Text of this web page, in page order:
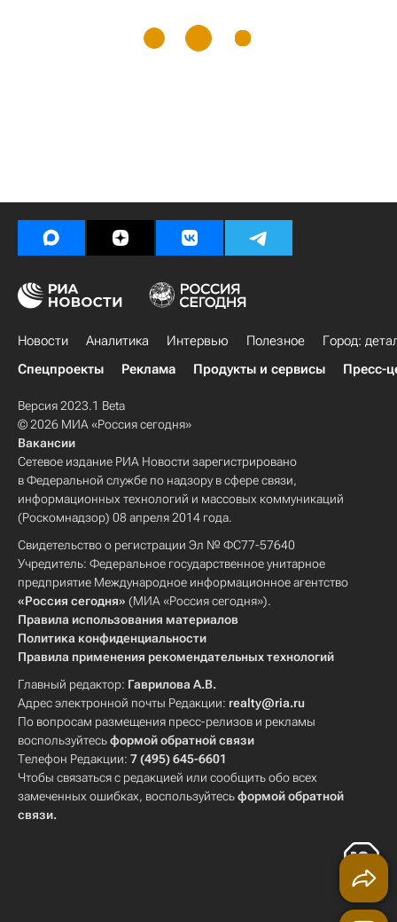
Новости Аналитика Интервью Полезное
Город:
Спецпроекты
Реклама Продукты и сервисы Пресс-
Версия 2023.1 Beta
© 2026 МИА «Россия сегодня»
Вакансии
Сетевое издание РИА Новости зарегистрировано
в Федеральной службе по надзору в сфере связи,
информационных технологий и массовых коммуникаций
(Роскомнадзор) 08 апреля 2014 года.
Свидетельство о регистрации Эл № ФС77-57640
Учредитель: Федеральное государственное унитарное
предприятие Международное информационное агентство
«Россия сегодня» (МИА «Россия сегодня»).
Правила использования материалов
Политика конфиденциальности
Правила применения рекомендательных технологий
Главный редактор: Гаврилова А.В.
Адрес электронной почты Редакции: realty@ria.ru
По вопросам размещения пресс-релизов и рекламы
воспользуйтесьформой обратной связи
Телефон Редакции: 7 (495) 645-6601
Чтобы связаться с редакцией или сообщить обо всех
замеченных ошибках, воспользуйтесьформой обратной
связи.